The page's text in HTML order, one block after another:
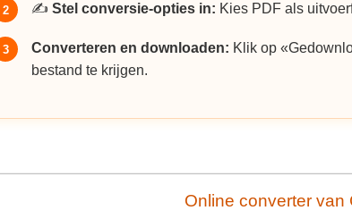
2 ✍️ Stel conversie-opties in: Kies PDF als
3 Converteren en downloaden: Klik op
bestand te krijgen.
Online converter van